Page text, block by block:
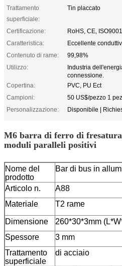
Trattamento
superficiale:
Tin placcato
Certificazione:
RoHS, CE, ISO9001
Caratteristica:
Eccellente
Contenuto di rame:
99,98%
Utilizzo:
Industria
connessione.
Copertina:
PVC, PU Ect
Campioni:
50 US$/pezzo 1
Personalizzazione:
Disponibile |
M6 barra di ferro di
moduli paralleli positivi
Nome del
prodotto
Bar di bus in
Articolo n.
A88
Materiale
T2 rame
Dimensione
260*30*3mm
Spessore
3 mm
Trattamento
superficiale
di acciaio